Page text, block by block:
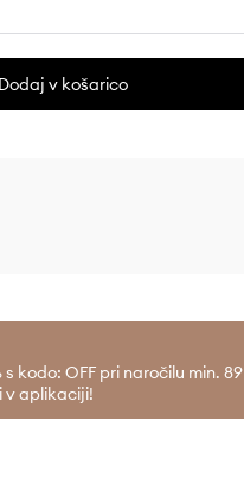
Dodaj v košarico
kodo: OFF pri naročilu min. 89
v aplikaciji!